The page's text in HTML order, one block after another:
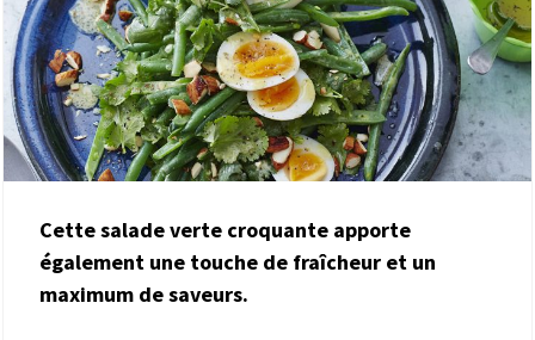
Cette salade verte croquante apporte
également une touche de fraîcheur et un
maximum de saveurs.